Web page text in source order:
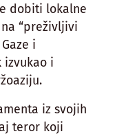
dobiti lokalne
“preživljivi
i
izvukao i
iz svojih
teror koji